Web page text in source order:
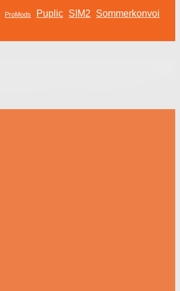
ProMods Puplic SIM2 Sommerkonvoi